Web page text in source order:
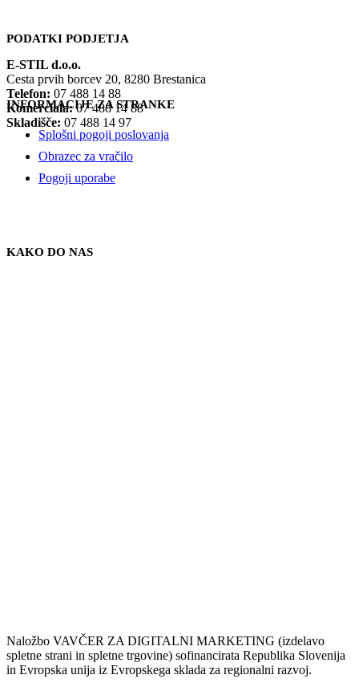
PODATKI PODJETJA
E-STIL d.o.o.
Cesta prvih borcev 20, 8280 Brestanica
Telefon: 07 488 14 88
Komerciala:07 488 14 88
Skladišče: 07 488 14 97
INFORMACIJE ZA STRANKE
Splošni pogoji poslovanja
Obrazec za vračilo
Pogoji uporabe
KAKO DO NAS
Naložbo VAVČER ZA DIGITALNI MARKETING (izdelavo
spletne strani in spletne trgovine) sofinancirata Republika Slovenija
in Evropska unija iz Evropskega sklada za regionalni razvoj.